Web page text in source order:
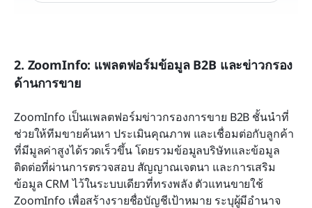
2. ZoomInfo: แพลตฟอร์มข้อมูล B2B และข่าวกรอง
ด้านการขาย
ZoomInfo เป็นแพลตฟอร์มข่าวกรองการขาย B2B ชั้นนำที่
ช่วยให้ทีมขายค้นหา ประเมินคุณภาพ และเชื่อมต่อกับลูกค้า
ที่มีมูลค่าสูงได้รวดเร็วขึ้น โดยรวมข้อมูลบริษัทและข้อมูล
ติดต่อที่ผ่านการตรวจสอบ สัญญาณเจตนา และการเสริม
ข้อมูล CRM ไว้ในระบบเดียวที่ทรงพลัง ตัวแทนขายใช้
ZoomInfo เพื่อสร้างรายชื่อบัญชีเป้าหมาย ระบุผู้มีอำนาจ